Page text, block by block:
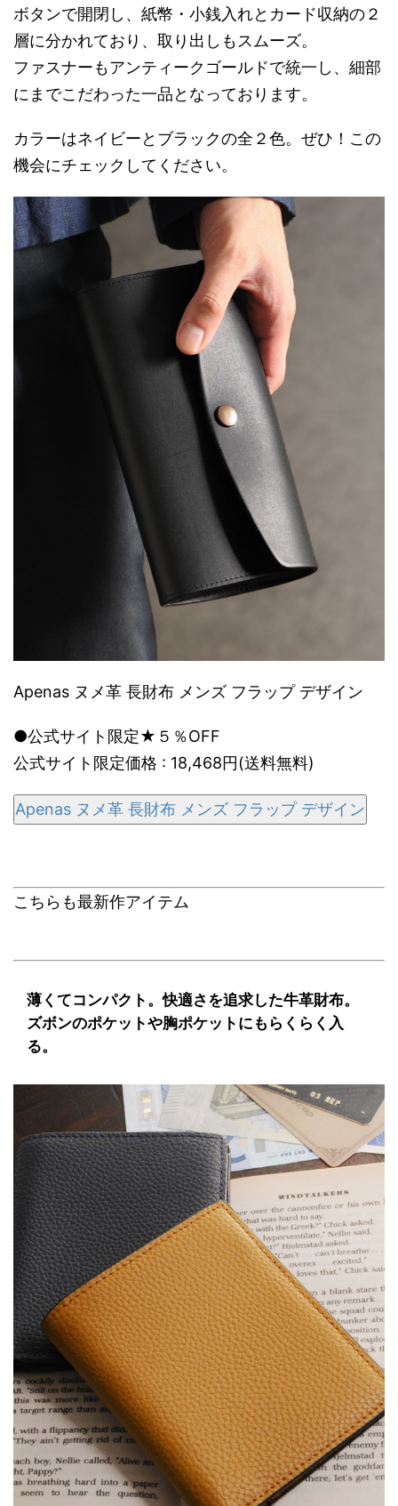
ボタンで開閉し、紙幣・小銭入れとカード収納の２
層に分かれており、取り出しもスムーズ。
ファスナーもアンティークゴールドで統一し、細部
にまでこだわった一品となっております。
カラーはネイビーとブラックの全２色。ぜひ！この
機会にチェックしてください。
Apenas ヌメ革 長財布 メンズ フラップ デザイン
●公式サイト限定★５％OFF
公式サイト限定価格 : 18,468円(送料無料)
Apenas ヌメ革 長財布 メンズ フラップ デザイン
こちらも最新作アイテム
薄くてコンパクト。快適さを追求した牛革財布。
ズボンのポケットや胸ポケットにもらくらく入
る。